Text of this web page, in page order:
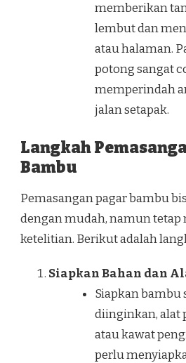
memberikan
lembut dan
atau halaman.
potong sangat
memperindah
jalan setapak.
Langkah
Bambu
Pemasangan pagar bambu
dengan mudah, namun
ketelitian. Berikut adalah
Siapkan Bahan dan
Siapkan bambu
diinginkan, alat
atau kawat
perlu